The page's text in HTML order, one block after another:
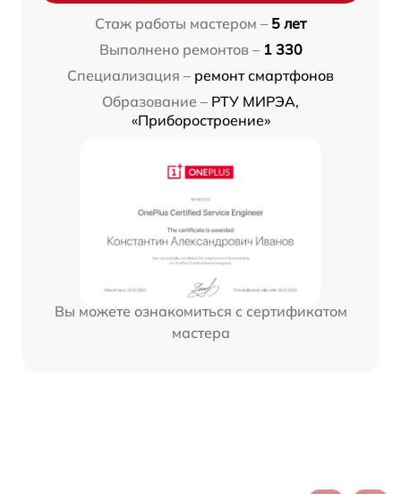
Стаж работы мастером – 5 лет
Выполнено ремонтов – 1 330
Специализация – ремонт смартфонов
Образование – РТУ МИРЭА,
«Приборостроение»
Вы можете ознакомиться с сертификатом
мастера